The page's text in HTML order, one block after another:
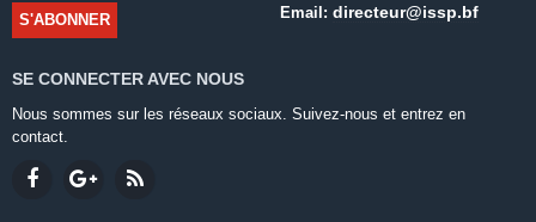
Email: directeur@issp.bf
SE CONNECTER AVEC NOUS
Nous sommes sur les réseaux sociaux. Suivez-nous et entrez en
contact.